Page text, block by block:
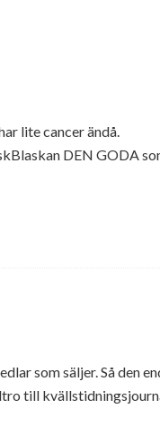
lite cancer ändå.
DEN GODA
som säljer. Så den
till